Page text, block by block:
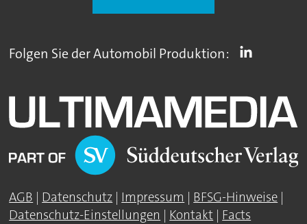
Folgen Sie der Automobil Produktion:
AGB | Datenschutz | Impressum | BFSG-Hinweise |
Datenschutz-Einstellungen | Kontakt | Facts